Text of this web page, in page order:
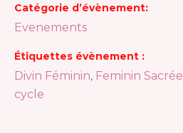
Catégorie d’évènement:
Evenements
Étiquettes évènement :
Divin Féminin, Feminin Sacrée
cycle